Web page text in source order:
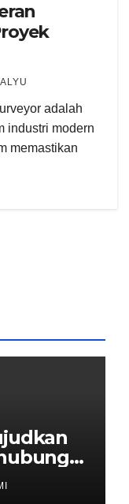
adalah
industri modern
memastikan